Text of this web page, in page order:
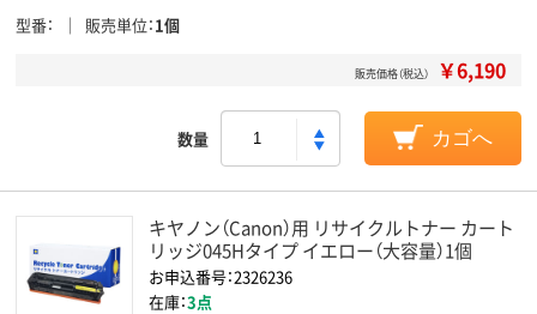
型番 販売単位 1個
販売価格（税込） ￥6,190
数量 カゴへ
キヤノン（Canon）用 リサイクルトナー カート
リッジ045Hタイプ イエロー（大容量）1個
お申込番号：2326236
在庫：3点